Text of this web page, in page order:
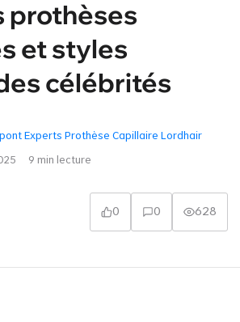
prothèses
et styles
célébrités
Experts Prothèse Capillaire Lordhair
9 min lecture
0 0 628